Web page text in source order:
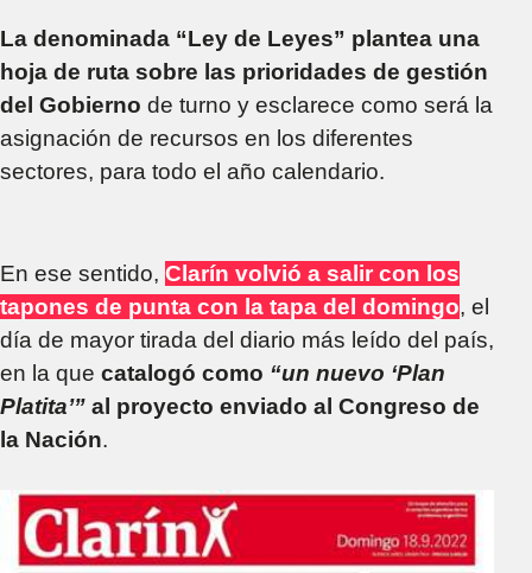
La denominada “Ley de Leyes” plantea una
hoja de ruta sobre las prioridades de gestión
del Gobierno de turno y esclarece como será la
asignación de recursos en los diferentes
sectores, para todo el año calendario.
En ese sentido, Clarín volvió a salir con los
tapones de punta con la tapa del domingo, el
día de mayor tirada del diario más leído del país,
en la que catalogó como “un nuevo ‘Plan
Platita’” al proyecto enviado al Congreso de
la Nación.